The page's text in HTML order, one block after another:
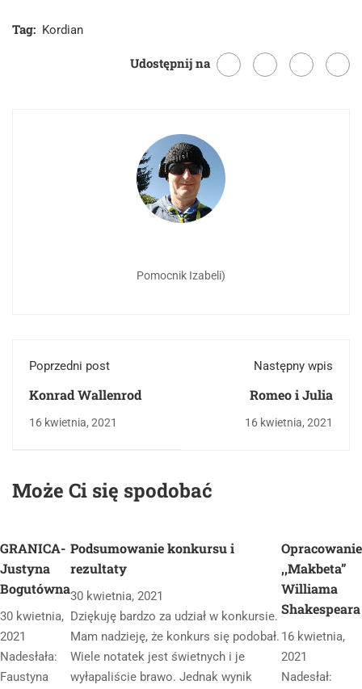
Tag: Kordian
Udostępnij na
Pomocnik Izabeli)
Poprzedni post
Konrad Wallenrod
16 kwietnia, 2021
Następny wpis
Romeo i Julia
16 kwietnia, 2021
Może Ci się spodobać
GRANICA-
Justyna
Bogutówna
30 kwietnia,
2021
Nadesłała:
Faustyna
Podsumowanie konkursu i
rezultaty
30 kwietnia, 2021
Dziękuję bardzo za udział w konkursie.
Mam nadzieję, że konkurs się podobał.
Wiele notatek jest świetnych i je
wyłapaliście brawo. Jednak wynik
Opracowanie
,,Makbeta”
Williama
Shakespeara
16 kwietnia,
2021
Nadesłał: